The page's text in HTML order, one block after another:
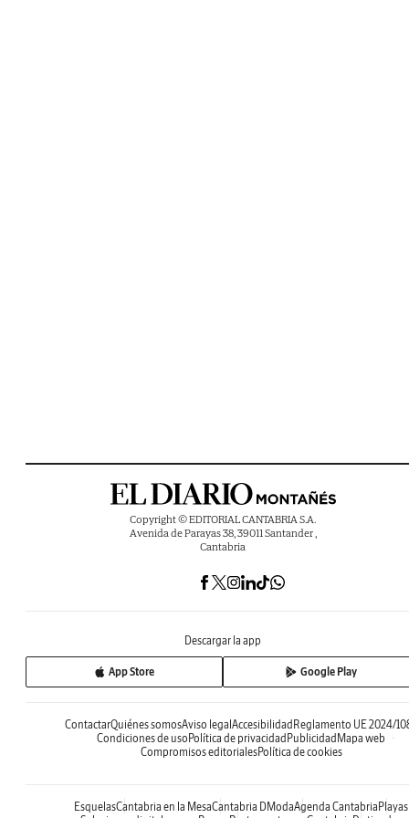
Copyright © EDITORIAL CANTABRIA S.A.
Avenida de Parayas 38, 39011 Santander ,
Cantabria
Descargar la app
App Store Google Play
ContactarQuiénes somosAviso legalAccesibilidadReglamento UE 2024/
Condiciones de usoPolítica de privacidadPublicidadMapa web
Compromisos editorialesPolítica de cookies
EsquelasCantabria en la MesaCantabria DModaAgenda CantabriaPlayas